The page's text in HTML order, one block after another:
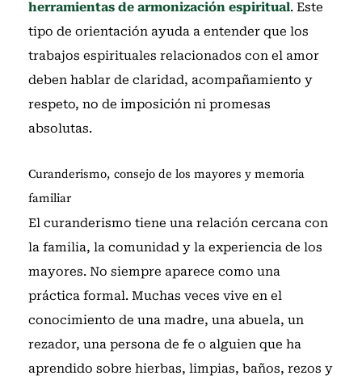
herramientas de armonización espiritual. Este
tipo de orientación ayuda a entender que los
trabajos espirituales relacionados con el amor
deben hablar de claridad, acompañamiento y
respeto, no de imposición ni promesas
absolutas.
Curanderismo, consejo de los mayores y memoria
familiar
El curanderismo tiene una relación cercana con
la familia, la comunidad y la experiencia de los
mayores. No siempre aparece como una
práctica formal. Muchas veces vive en el
conocimiento de una madre, una abuela, un
rezador, una persona de fe o alguien que ha
aprendido sobre hierbas, limpias, baños, rezos y